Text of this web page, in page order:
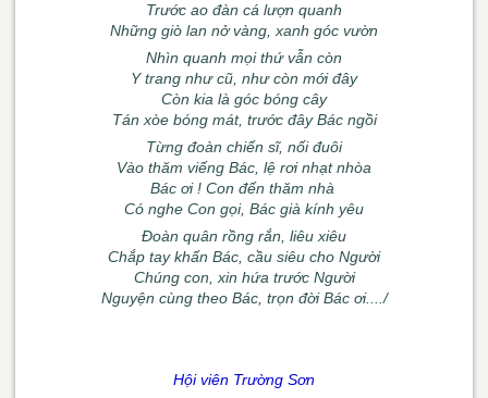
Trước ao đàn cá lượn quanh
Những giò lan nở vàng, xanh góc vườn
Nhìn quanh mọi thứ vẫn còn
Y trang như cũ, như còn mới đây
Còn kia là góc bóng cây
Tán xòe bóng mát, trước đây Bác ngồi
Từng đoàn chiến sĩ, nối đuôi
Vào thăm viếng Bác, lệ rơi nhạt nhòa
Bác ơi ! Con đến thăm nhà
Có nghe Con gọi, Bác già kính yêu
Đoàn quân rồng rắn, liêu xiêu
Chắp tay khấn Bác, cầu siêu cho Người
Chúng con, xin hứa trước Người
Nguyện cùng theo Bác, trọn đời Bác ơi..../
Hội viên Trường Sơn